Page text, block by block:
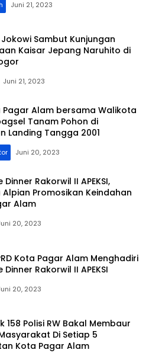
Juni 21, 2023
Sambut Kunjungan
Kaisar Jepang Naruhito di
Juni 21, 2023
Alam bersama Walikota
Tanam Pohon di
Landing Tangga 2001
Juni 20, 2023
Rakorwil II APEKSI,
Promosikan Keindahan
Alam
20, 2023
Kota Pagar Alam Menghadiri
Rakorwil II APEKSI
20, 2023
158 Polisi RW Bakal Membaur
Di Setiap 5
Kota Pagar Alam